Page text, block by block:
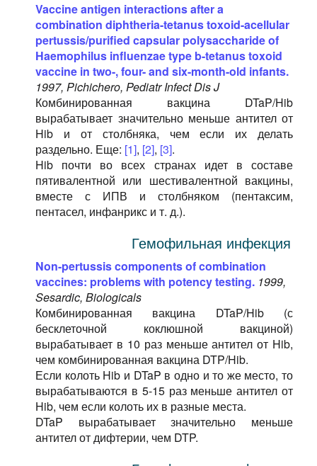
Vaccine antigen interactions after a
combination diphtheria-tetanus toxoid-acellular
pertussis/purified capsular polysaccharide of
Haemophilus influenzae type b-tetanus toxoid
vaccine in two-, four- and six-month-old infants.
1997, Pichichero, Pediatr Infect Dis J
Комбинированная вакцина DTaP/Hib
вырабатывает значительно меньше антител от
Hib и от столбняка, чем если их делать
раздельно. Еще: [1], [2], [3].
Hib почти во всех странах идет в составе
пятивалентной или шестивалентной вакцины,
вместе с ИПВ и столбняком (пентаксим,
пентасел, инфанрикс и т. д.).
Гемофильная инфекция
Non-pertussis components of combination
vaccines: problems with potency testing. 1999,
Sesardic, Biologicals
Комбинированная вакцина DTaP/Hib (с
бесклеточной коклюшной вакциной)
вырабатывает в 10 раз меньше антител от Hib,
чем комбинированная вакцина DTP/Hib.
Если колоть Hib и DTaP в одно и то же место, то
вырабатываются в 5-15 раз меньше антител от
Hib, чем если колоть их в разные места.
DTaP вырабатывает значительно меньше
антител от дифтерии, чем DTP.